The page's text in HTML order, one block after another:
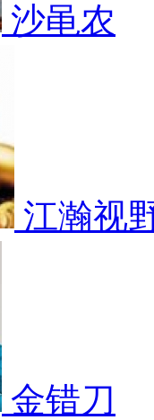
沙黾农
江瀚视
金错刀